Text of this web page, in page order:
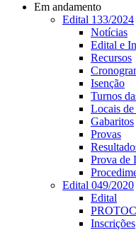
Em andamento
Edital 133/2024
Notícias
Edital e
Recursos
Isenção
Turnos
Locais de
Gabaritos
Provas
Prova de
Edital 049/2020
Edital
Inscrições